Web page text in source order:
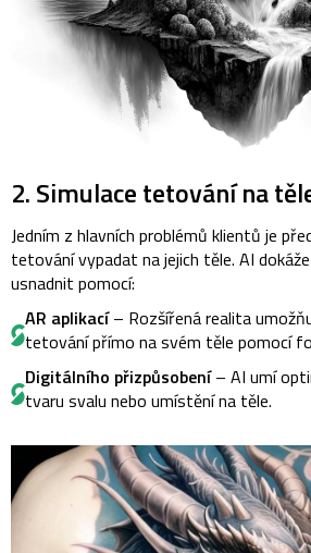
2. Simulace tetování na
Jedním z hlavních problémů klientů je
tetování vypadat na jejich těle. AI
usnadnit pomocí:
AR aplikací– Rozšířená realita
tetování přímo na svém těle pomocí
Digitálního přizpůsobení– AI umí
tvaru svalu nebo umístění na těle.